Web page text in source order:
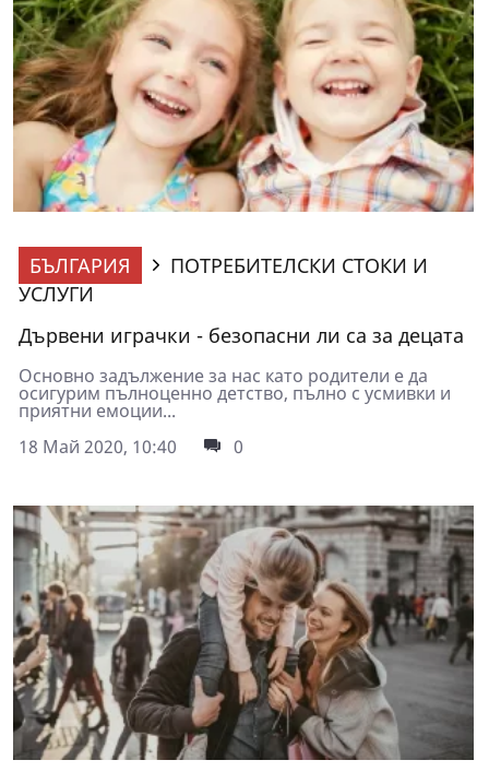
БЪЛГАРИЯ
ПОТРЕБИТЕЛСКИ СТОКИ И
УСЛУГИ
Дървени играчки - безопасни ли са за децата
Основно задължение за нас като родители е да
осигурим пълноценно детство, пълно с усмивки и
приятни емоции...
18 Май 2020, 10:40
0